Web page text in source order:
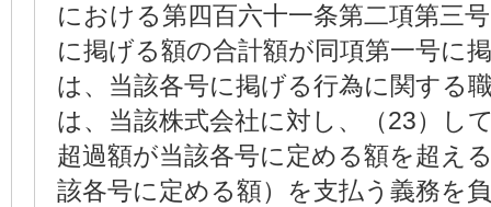
における第四百六十一条第二項第三
に掲げる額の合計額が同項第一号に
は、当該各号に掲げる行為に関する
は、当該株式会社に対し、（23）し
超過額が当該各号に定める額を超え
該各号に定める額）を支払う義務を